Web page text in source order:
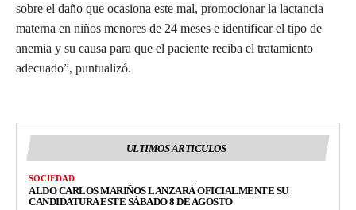
sobre el daño que ocasiona este mal, promocionar la lactancia
materna en niños menores de 24 meses e identificar el tipo de
anemia y su causa para que el paciente reciba el tratamiento
adecuado”, puntualizó.
ULTIMOS ARTICULOS
SOCIEDAD
ALDO CARLOS MARIÑOS LANZARÁ OFICIALMENTE SU
CANDIDATURA ESTE SÁBADO 8 DE AGOSTO